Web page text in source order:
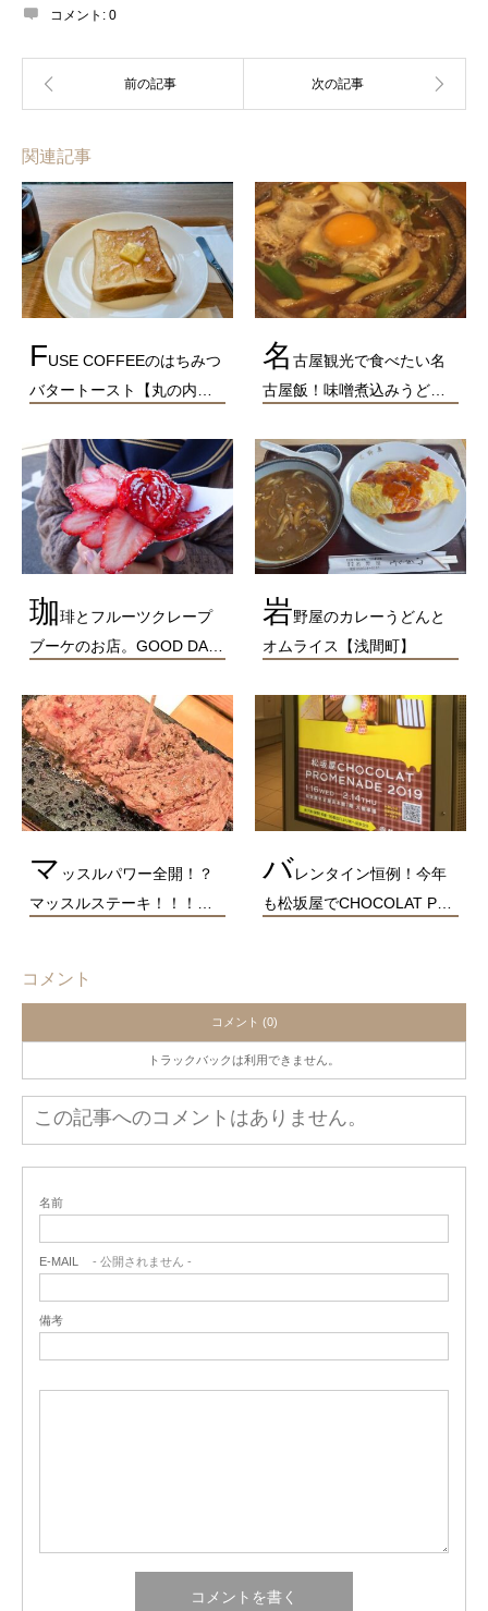
コメント: 0
関連記事
FUSE COFFEEのはちみつ
バタートースト【丸の内…
名 古屋観光で食べたい名
古屋飯！味噌煮込みうど…
珈琲とフルーツクレープ
ブーケのお店。GOOD DA…
岩野屋のカレーうどんと
オムライス【浅間町】
マ ッスルパワー全開！？
マッスルステーキ！！！…
バレンタイン恒例！今年
も松坂屋でCHOCOLAT P…
コメント
コメント (0)
トラックバックは利用できません。
この記事へのコメントはありません。
名前
E-MAIL - 公開されません -
備考